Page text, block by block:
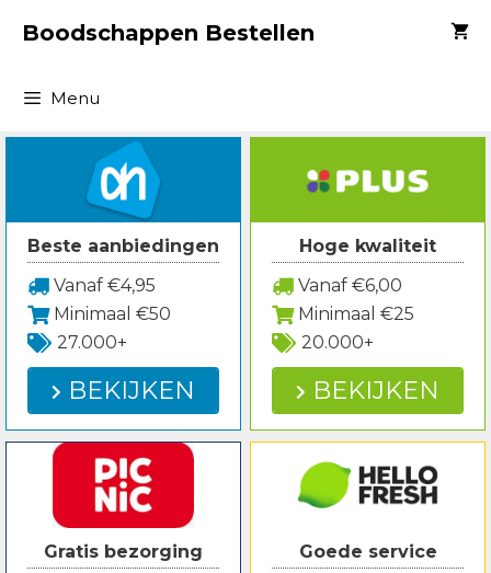
naarBoodschappen Bestellen
Menu
Beste aanbiedingen
Vanaf €4,95
Minimaal €50
27.000+
BEKIJKEN
Hoge kwaliteit
Vanaf €6,00
Minimaal €25
20.000+
BEKIJKEN
Gratis bezorging
Goede service